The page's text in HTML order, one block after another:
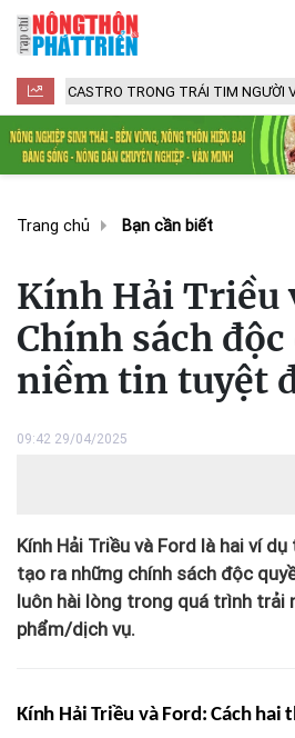
TRONG TRÁI TIM NGƯỜI VIỆT
Trang chủ Bạn cần biết
Kính Hải Triều
Chính sách
niềm tin tuyệt
09:42 29/04/2025
Kính Hải Triều và Ford là hai ví
tạo ra những chính sách độc
luôn hài lòng trong quá trình trải
phẩm/dịch vụ.
Kính Hải Triều và Ford: Cách